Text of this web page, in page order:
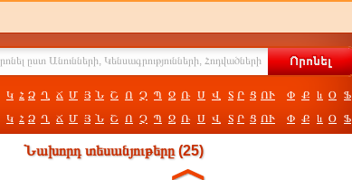
Կ Հ Ձ Ղ Ճ Մ Յ Ն Շ Ո Չ Պ Ջ Ռ Ս Վ Տ Ր Ց ՈՒ Փ Ք և Օ Ֆ
Կ Հ Ձ Ղ Ճ Մ Յ Ն Շ Ո Չ Պ Ջ Ռ Ս Վ Տ Ր Ց ՈՒ Փ Ք և Օ Ֆ
Նախորդ տեսանյութերը (25)